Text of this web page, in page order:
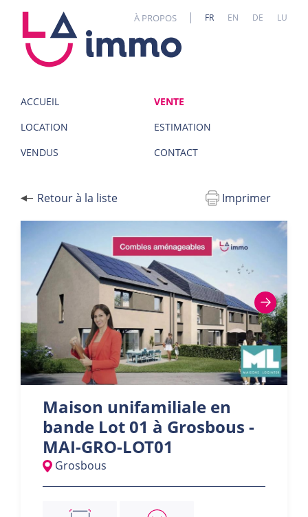
ACCUEIL
VENTE
LOCATION
ESTIMATION
VENDUS
CONTACT
À PROPOS FR EN DE LU
Retour à la liste Imprimer
Maison unifamiliale en
bande Lot 01 à Grosbous -
MAI-GRO-LOT01
Grosbous